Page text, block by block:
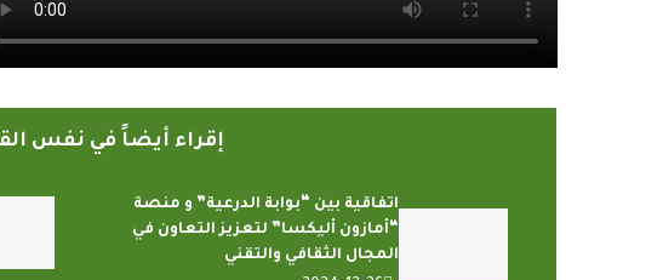
إقراء أيضاً في نفس
اتفاقية بين “بوابة الدرعية” و منصة
“أمازون أليكسا” لتعزيز التعاون في
المجال الثقافي والتقني